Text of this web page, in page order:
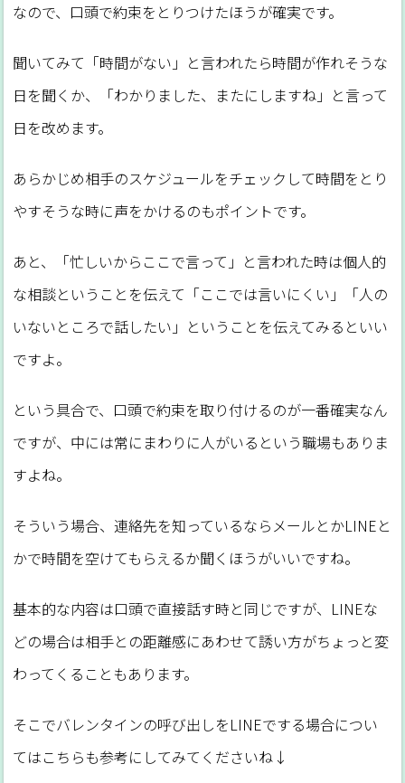
なので、口頭で約束をとりつけたほうが確実です。
聞いてみて「時間がない」と言われたら時間が作れそうな
日を聞くか、「わかりました、またにしますね」と言って
日を改めます。
あらかじめ相手のスケジュールをチェックして時間をとり
やすそうな時に声をかけるのもポイントです。
あと、「忙しいからここで言って」と言われた時は個人的
な相談ということを伝えて「ここでは言いにくい」「人の
いないところで話したい」ということを伝えてみるといい
ですよ。
という具合で、口頭で約束を取り付けるのが一番確実なん
ですが、中には常にまわりに人がいるという職場もありま
すよね。
そういう場合、連絡先を知っているならメールとかLINEと
かで時間を空けてもらえるか聞くほうがいいですね。
基本的な内容は口頭で直接話す時と同じですが、LINEな
どの場合は相手との距離感にあわせて誘い方がちょっと変
わってくることもあります。
そこでバレンタインの呼び出しをLINEでする場合につい
てはこちらも参考にしてみてくださいね↓